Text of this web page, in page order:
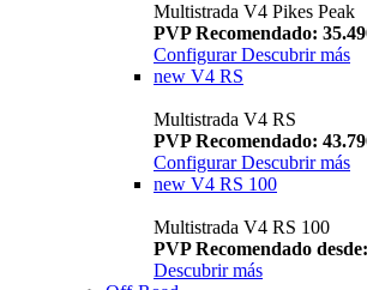
Multistrada V4 Pikes Peak
PVP Recomendado:
Configurar Descubrir más
new V4 RS
Multistrada V4 RS
PVP Recomendado:
ConfigurarDescubrir más
new V4 RS 100
Multistrada V4 RS 100
PVP Recomendado
Descubrir más